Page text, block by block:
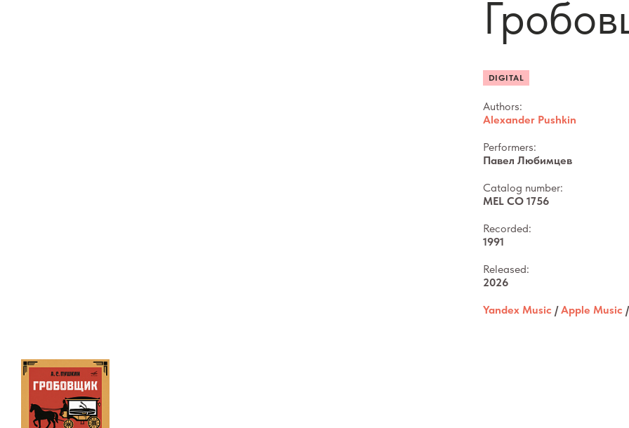
DIGITAL
Authors:
Alexander Pushkin
Performers:
Павел Любимцев
Catalog number:
MEL CO 1756
Recorded:
1991
Released:
2026
Yandex Music /Apple Music /